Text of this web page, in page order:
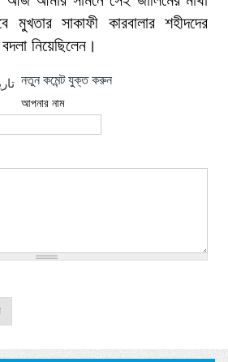
মুখতার সাকাফী কারবালার শহীদদের
নিয়েছিলেন।
নতুন কমেন্ট যুক্ত করুন
আপনার নাম